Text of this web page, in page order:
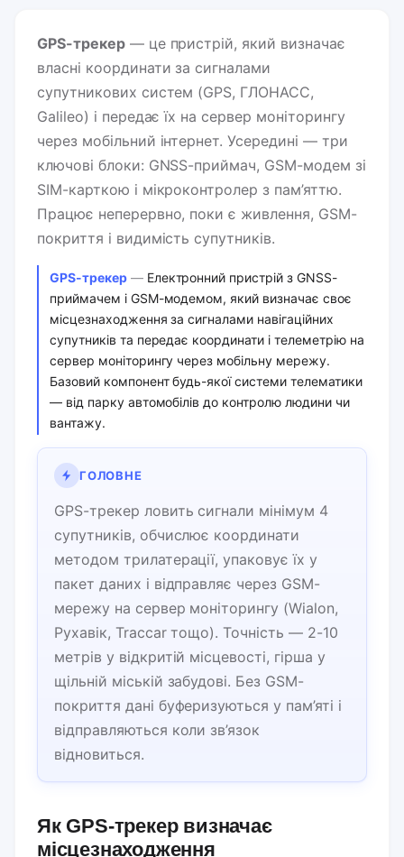
GPS-трекер— це пристрій, який визначає
власні координати за сигналами
супутникових систем (GPS, ГЛОНАСС,
Galileo) і передає їх на сервер моніторингу
через мобільний інтернет. Усередині — три
ключові блоки: GNSS-приймач, GSM-модем зі
SIM-карткою і мікроконтролер з пам’яттю.
Працює неперервно, поки є живлення, GSM-
покриття і видимість супутників.
GPS-трекер
Електронний пристрій з GNSS-
приймачем і GSM-модемом, який визначає своє
місцезнаходження за сигналами навігаційних
супутників та передає координати і телеметрію на
сервер моніторингу через мобільну мережу.
Базовий компонент будь-якої системи телематики
— від парку автомобілів до контролю людини чи
вантажу.
ГОЛОВНЕ
GPS-трекер ловить сигнали мінімум 4
супутників, обчислює координати
методом трилатерації, упаковує їх у
пакет даних і відправляє через GSM-
мережу на сервер моніторингу (Wialon,
Рухавік, Traccar тощо). Точність — 2-10
метрів у відкритій місцевості, гірша у
щільній міській забудові. Без GSM-
покриття дані буферизуються у пам’яті і
відправляються коли зв’язок
відновиться.
Як GPS-трекер визначає
місцезнаходження